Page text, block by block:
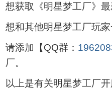
想获取《明星梦工厂》最
想和其他明星梦工厂玩
请添加【QQ群：
厂。
以上是有关明星梦工厂